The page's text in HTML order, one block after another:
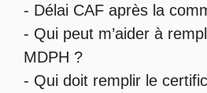
- Délai CAF après la
- Qui peut m’aider à
MDPH ?
- Qui doit remplir le